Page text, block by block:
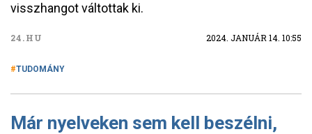
visszhangot váltottak ki.
24.HU 2024. JANUÁR 14. 10:55
TUDOMÁNY
Már nyelveken sem kell beszélni,